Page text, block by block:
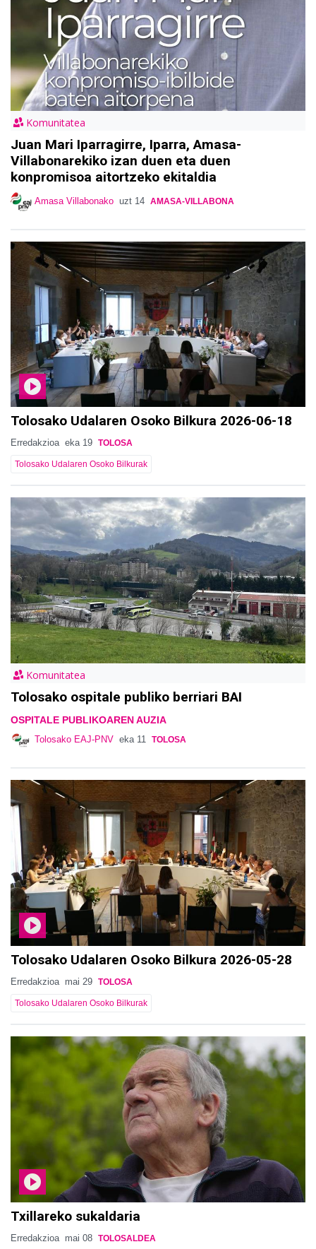
Komunitatea
Juan Mari Iparragirre, Iparra, Amasa-
Villabonarekiko izan duen eta duen
konpromisoa aitortzeko ekitaldia
Amasa Villabonako uzt 14 AMASA-VILLABONA
Tolosako Udalaren Osoko Bilkura 2026-06-18
Erredakzioa eka 19 TOLOSA
Tolosako Udalaren Osoko Bilkurak
Komunitatea
Tolosako ospitale publiko berriari BAI
OSPITALE PUBLIKOAREN AUZIA
Tolosako EAJ-PNV eka 11 TOLOSA
Tolosako Udalaren Osoko Bilkura 2026-05-28
Erredakzioa mai 29 TOLOSA
Tolosako Udalaren Osoko Bilkurak
Txillareko sukaldaria
Erredakzioa mai 08 TOLOSALDEA